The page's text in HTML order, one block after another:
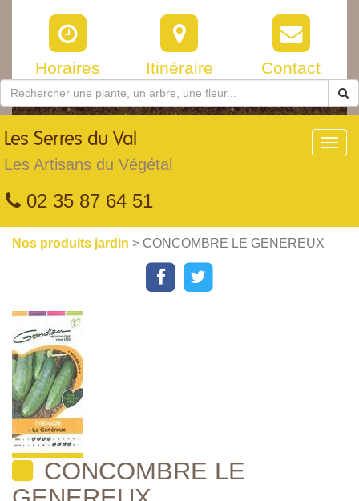
Horaires Itinéraire Contact
Les Serres du Val
Les Artisans du Végétal
02 35 87 64 51
Nos produits jardin > CONCOMBRE LE GENEREUX
CONCOMBRE LE